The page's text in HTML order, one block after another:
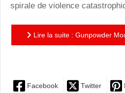
spirale de violence
Lire la suite : Gunpowder
Facebook Twitter